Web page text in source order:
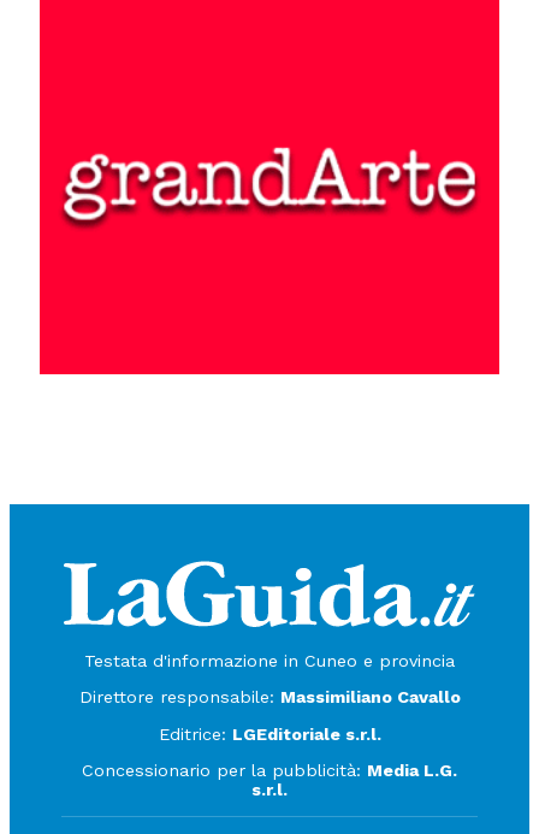
Testata d'informazione in Cuneo e provincia
Direttore responsabile: Massimiliano Cavallo
Editrice: LGEditoriale s.r.l.
Concessionario per la pubblicità: Media L.G.
s.r.l.